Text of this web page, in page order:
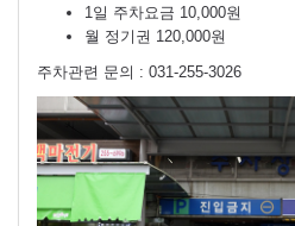
1일 주차요금 10,000원
월 정기권 120,000원
주차관련 문의 : 031-255-3026